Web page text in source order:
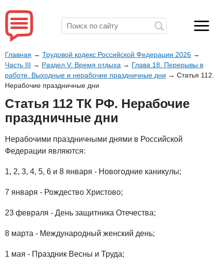
Главная → Трудовой кодекс Российской Федерации 2026 →
Часть III → Раздел V. Время отдыха → Глава 18. Перерывы в
работе. Выходные и нерабочие праздничные дни → Статья 112.
Нерабочие праздничные дни
Статья 112 ТК РФ. Нерабочие
праздничные дни
Нерабочими праздничными днями в Российской
Федерации являются:
1, 2, 3, 4, 5, 6 и 8 января - Новогодние каникулы;
7 января - Рождество Христово;
23 февраля - День защитника Отечества;
8 марта - Международный женский день;
1 мая - Праздник Весны и Труда;